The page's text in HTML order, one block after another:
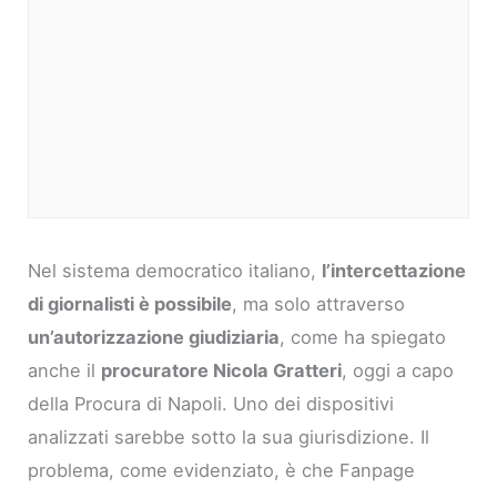
Nel sistema democratico italiano, l’intercettazione
di giornalisti è possibile, ma solo attraverso
un’autorizzazione giudiziaria, come ha spiegato
anche il procuratore Nicola Gratteri, oggi a capo
della Procura di Napoli. Uno dei dispositivi
analizzati sarebbe sotto la sua giurisdizione. Il
problema, come evidenziato, è che Fanpage